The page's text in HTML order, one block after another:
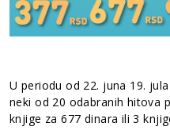
U periodu od 22. juna 19.
neki od 20 odabranih hitova
knjige za 677 dinara ili 3